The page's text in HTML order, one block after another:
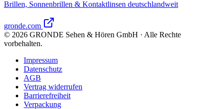
Brillen, Sonnenbrillen & Kontaktlinsen deutschlandweit
gronde.com
© 2026 GRONDE Sehen & Hören GmbH · Alle Rechte
vorbehalten.
Impressum
Datenschutz
AGB
Vertrag widerrufen
Barrierefreiheit
Verpackung